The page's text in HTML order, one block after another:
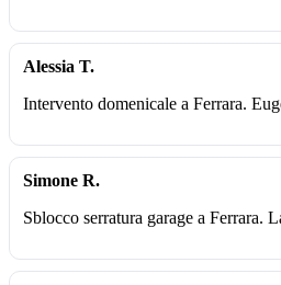
Alessia T.
Intervento domenicale a Ferrara.
Simone R.
Sblocco serratura garage a Ferrara.